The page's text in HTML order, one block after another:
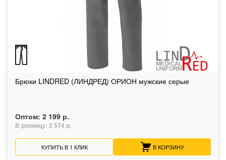
Брюки LINDRED (ЛИНДРЕД) ОРИОН мужские серые
Оптом: 2 199 р.
В розницу: 2 574 р.
КУПИТЬ В 1 КЛИК В КОРЗИНУ